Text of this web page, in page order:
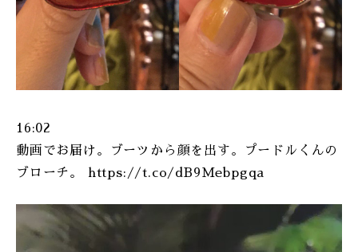
16:02
動画でお届け。ブーツから顔を出す。プードルくんの
ブローチ。 https://t.co/dB9Mebpgqa